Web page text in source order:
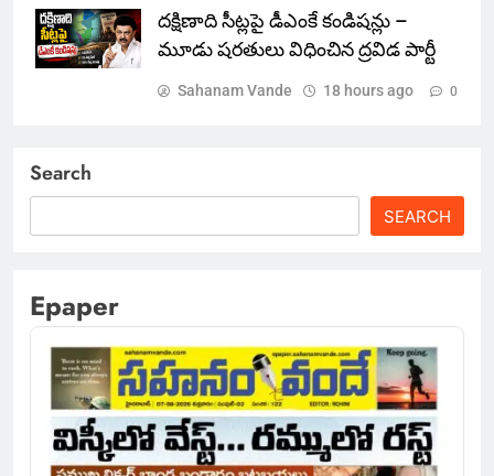
దక్షిణాది సీట్లపై డీఎంకే కండిషన్లు –
మూడు షరతులు విధించిన ద్రవిడ పార్టీ
Sahanam Vande 18 hours ago 0
Search
SEARCH
Epaper